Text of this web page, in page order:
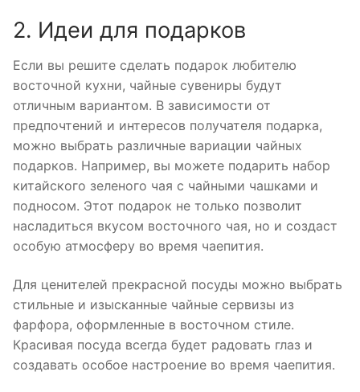
2. Идеи для подарков
Если вы решите сделать подарок любителю
восточной кухни, чайные сувениры будут
отличным вариантом. В зависимости от
предпочтений и интересов получателя подарка,
можно выбрать различные вариации чайных
подарков. Например, вы можете подарить набор
китайского зеленого чая с чайными чашками и
подносом. Этот подарок не только позволит
насладиться вкусом восточного чая, но и создаст
особую атмосферу во время чаепития.
Для ценителей прекрасной посуды можно выбрать
стильные и изысканные чайные сервизы из
фарфора, оформленные в восточном стиле.
Красивая посуда всегда будет радовать глаз и
создавать особое настроение во время чаепития.